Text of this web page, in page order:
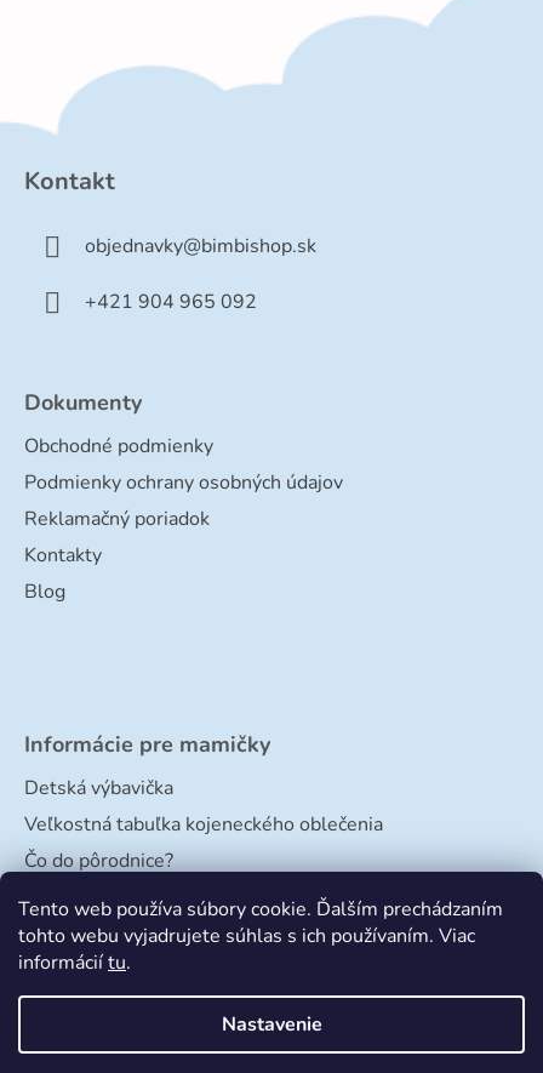
Tento web používa súbory cookie. Ďalším prechádzaním
tohto webu vyjadrujete súhlas s ich používaním. Viac
informáciítu.
Nastavenie
Kontakt
objednavky@bimbishop.sk
+421 904 965 092
Dokumenty
Obchodné podmienky
Podmienky ochrany osobných údajov
Reklamačný poriadok
Kontakty
Blog
Informácie pre mamičky
Detská výbavička
Veľkostná tabuľka kojeneckého oblečenia
Čo do pôrodnice?
Veľkostná tabuľka papučiek